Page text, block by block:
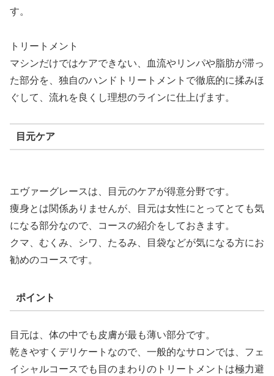
す。
トリートメント
マシンだけではケアできない、血流やリンパや脂肪が滞っ
た部分を、独自のハンドトリートメントで徹底的に揉みほ
ぐして、流れを良くし理想のラインに仕上げます。
目元ケア
エヴァーグレースは、目元のケアが得意分野です。
痩身とは関係ありませんが、目元は女性にとってとても気
になる部分なので、コースの紹介をしておきます。
クマ、むくみ、シワ、たるみ、目袋などが気になる方にお
勧めのコースです。
ポイント
目元は、体の中でも皮膚が最も薄い部分です。
乾きやすくデリケートなので、一般的なサロンでは、フェ
イシャルコースでも目のまわりのトリートメントは極力避